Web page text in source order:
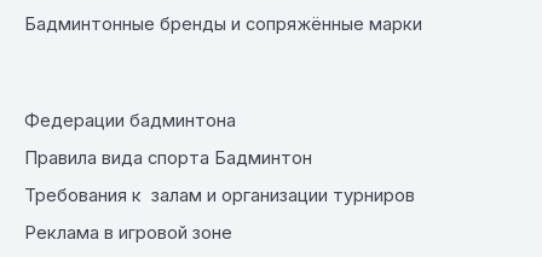
Бадминтонные бренды и сопряжённые марки
Федерации бадминтона
Правила вида спорта Бадминтон
Требования к залам и организации турниров
Реклама в игровой зоне